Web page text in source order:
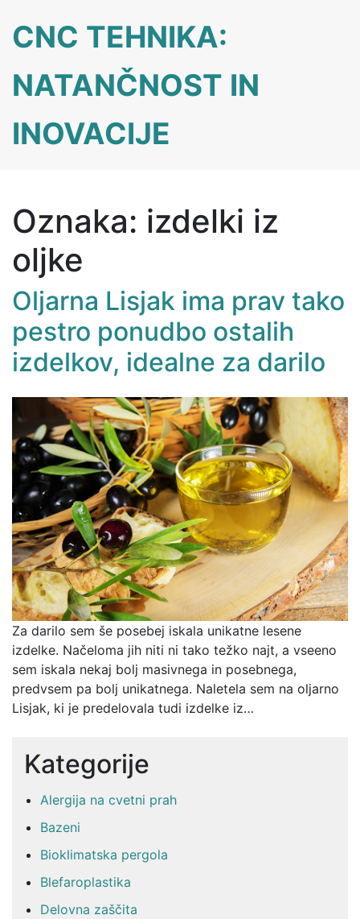
content
CNC TEHNIKA:
NATANČNOST IN
INOVACIJE
Oznaka: izdelki iz
oljke
Oljarna Lisjak ima prav tako
pestro ponudbo ostalih
izdelkov, idealne za darilo
Za darilo sem še posebej iskala unikatne lesene
izdelke. Načeloma jih niti ni tako težko najt, a vseeno
sem iskala nekaj bolj masivnega in posebnega,
predvsem pa bolj unikatnega. Naletela sem na oljarno
Lisjak, ki je predelovala tudi izdelke iz…
Kategorije
Alergija na cvetni prah
Bazeni
Bioklimatska pergola
Blefaroplastika
Delovna zaščita